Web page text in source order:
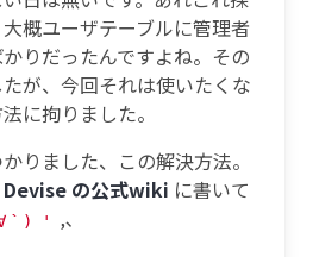
概ユーザテーブルに管理者
りだったんですよね。その
が、今回それは使いたくな
に拘りました。
りました、この解決方法。
Devise の公式wiki に書いて
｀) '
,､